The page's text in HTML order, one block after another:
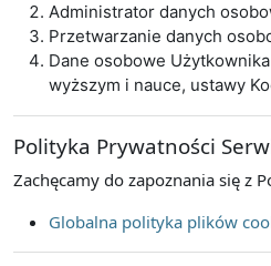
Administrator danych
Przetwarzanie danych
Dane osobowe
wyższym i nauce, ustawy
Polityka Prywatności
Zachęcamy do zapoznania się z
Globalna polityka plików